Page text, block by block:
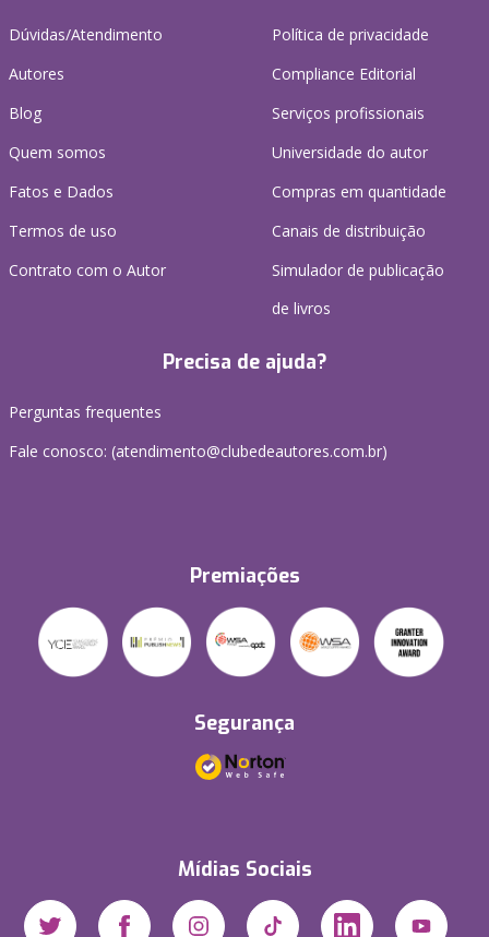
Dúvidas/Atendimento
Autores
Blog
Quem somos
Fatos e Dados
Termos de uso
Contrato com o Autor
Política de privacidade
Compliance Editorial
Serviços profissionais
Universidade do autor
Compras em quantidade
Canais de distribuição
Simulador de publicação
de livros
Precisa de ajuda?
Perguntas frequentes
Fale conosco: (atendimento@clubedeautores.com.br)
Premiações
Segurança
Mídias Sociais